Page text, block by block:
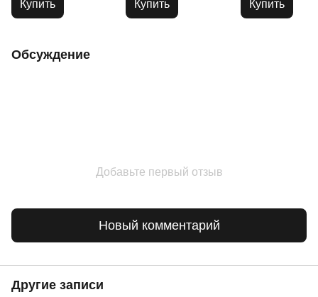
Купить Купить Купить
Обсуждение
Добавьте первый отзыв
Новый комментарий
Другие записи